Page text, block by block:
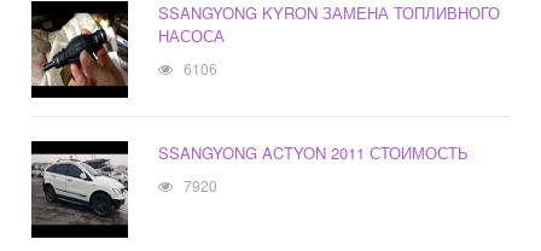
SSANGYONG KYRON ЗАМЕНА ТОПЛИВНОГО
НАСОСА
6106
SSANGYONG ACTYON 2011 СТОИМОСТЬ
7920